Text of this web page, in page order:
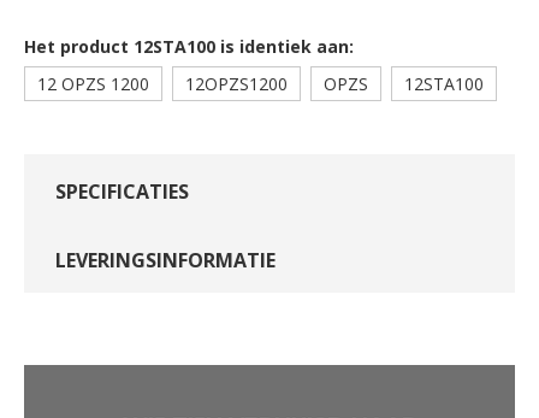
Het product 12STA100 is identiek aan:
12 OPZS 1200
12OPZS1200 OPZS 12STA100
SPECIFICATIES
LEVERINGSINFORMATIE